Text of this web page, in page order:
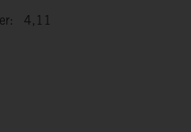
4,11